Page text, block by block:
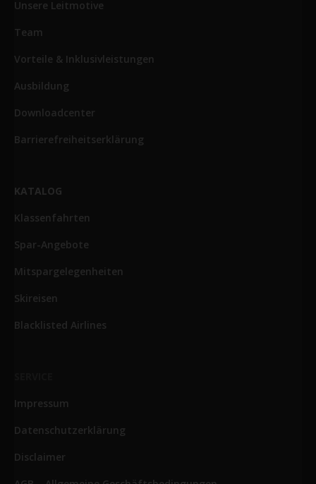
Unsere Leitmotive
Team
Vorteile & Inklusivleistungen
Ausbildung
Downloadcenter
Barrierefreiheitserklärung
KATALOG
Klassenfahrten
Spar-Angebote
Mitspargelegenheiten
Skireisen
Blacklisted Airlines
Impressum
Datenschutzerklärung
Disclaimer